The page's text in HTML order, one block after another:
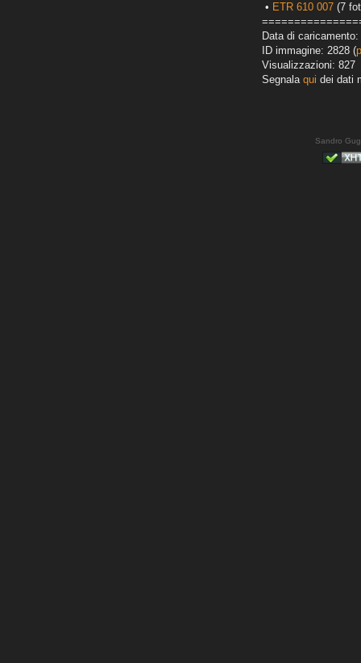
• ETR 610 007 (7
Data di
ID immagine: 2828 (
Visualizzazioni: 827
Segnala qui dei dati
Sandro